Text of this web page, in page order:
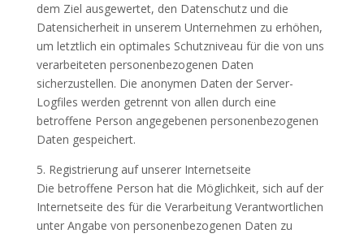
dem Ziel ausgewertet, den Datenschutz und die
Datensicherheit in unserem Unternehmen zu erhöhen,
um letztlich ein optimales Schutzniveau für die von uns
verarbeiteten personenbezogenen Daten
sicherzustellen. Die anonymen Daten der Server-
Logfiles werden getrennt von allen durch eine
betroffene Person angegebenen personenbezogenen
Daten gespeichert.
5. Registrierung auf unserer Internetseite
Die betroffene Person hat die Möglichkeit, sich auf der
Internetseite des für die Verarbeitung Verantwortlichen
unter Angabe von personenbezogenen Daten zu